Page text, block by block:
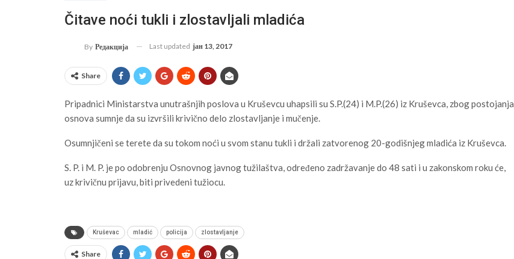
Čitave noći tukli i zlostavljali mladića
By Редакција Last updated јан 13, 2017
Share
Pripadnici Ministarstva unutrašnjih poslova u Kruševcu uhapsili su S.P.(24) i M.P.(26) iz Kruševca, zbog postojanja
osnova sumnje da su izvršili krivično delo zlostavljanje i mučenje.
Osumnjičeni se terete da su tokom noći u svom stanu tukli i držali zatvorenog 20-godišnjeg mladića iz Kruševca.
S. P. i M. P. je po odobrenju Osnovnog javnog tužilaštva, određeno zadržavanje do 48 sati i u zakonskom roku će,
uz krivičnu prijavu, biti privedeni tužiocu.
Kruševac mladić policija zlostavljanje
Share